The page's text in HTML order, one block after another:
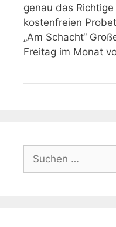
genau das
kostenfreien
„Am Schacht“
Freitag im Monat
Suchen
nach: